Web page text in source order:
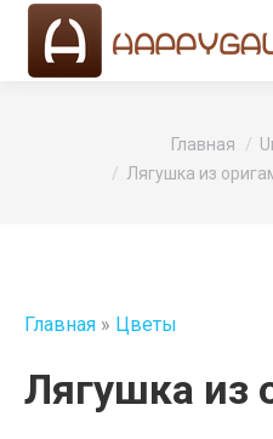
Главная
Лягушка из
Главная » Цветы
Лягушка из